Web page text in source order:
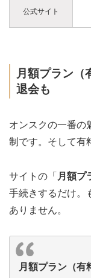
公式サイト
月額プラン（
退会も
オンスクの一番の
制です。そして有
サイトの「 月額プ
手続きするだけ。
ありません。
月額プラン（有